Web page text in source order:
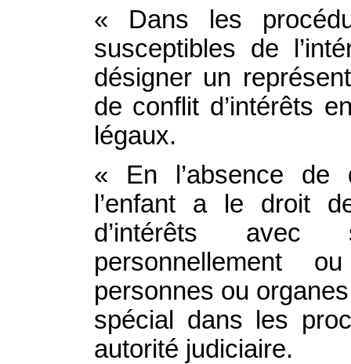
« Dans les
susceptibles de
désigner un
de conflit d’intérêts
légaux.
« En l’absence de
l’enfant a le droit
d’intérêts avec
personnellement
personnes ou
spécial dans les
autorité judiciaire.